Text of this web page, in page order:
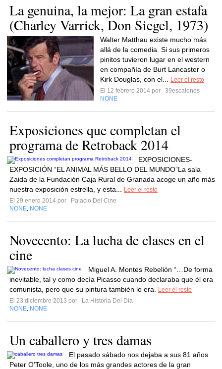
La genuina, la mejor: La gran estafa
(Charley Varrick, Don Siegel, 1973)
Walter Matthau existe mucho más
allá de la comedia. Si sus primeros
pinitos tuvieron lugar en el western
en compañía de Burt Lancaster o
Kirk Douglas, con el...
Leer el resto
El 12 febrero 2014 por
39escalones
NONE
Exposiciones que completan el
programa de Retroback 2014
EXPOSICIONES-
EXPOSICIÓN “EL ANIMAL MÁS BELLO DEL MUNDO”La sala
Zaida de la Fundación Caja Rural de Granada acoge un año más
nuestra exposición estrella, y esta...
Leer el resto
El 29 enero 2014 por
Palacio Del Cine
NONE NONE
Novecento: La lucha de clases en el
cine
Miguel A. Montes Rebelión “…De forma
inevitable, tal y como decía Picasso cuando declaraba que él era
comunista, pero que su pintura también lo era.
Leer el resto
El 23 diciembre 2013 por
La Historia Del Día
NONE NONE
Un caballero y tres damas
El pasado sábado nos dejaba a sus 81 años
Peter O’Toole, uno de los más grandes actores de la gran